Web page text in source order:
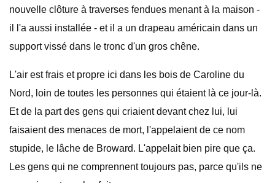
nouvelle clôture à traverses fendues menant à la maison -
il l'a aussi installée - et il a un drapeau américain dans un
support vissé dans le tronc d'un gros chêne.
L'air est frais et propre ici dans les bois de Caroline du
Nord, loin de toutes les personnes qui étaient là ce jour-là.
Et de la part des gens qui criaient devant chez lui, lui
faisaient des menaces de mort, l'appelaient de ce nom
stupide, le lâche de Broward. L'appelait bien pire que ça.
Les gens qui ne comprennent toujours pas, parce qu'ils ne